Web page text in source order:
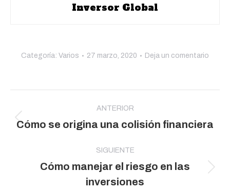
Inversor Global
Categoría: Varios 27 marzo, 2020 Deja un comentario
entre
publicaciones
ANTERIOR
Publicación
Cómo se origina una colisión financiera
SIGUIENTE
Publicación
siguiente:
Cómo manejar el riesgo en las
inversiones